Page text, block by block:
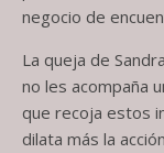
negocio de
La queja de
no les acompaña
que recoja estos
dilata más la